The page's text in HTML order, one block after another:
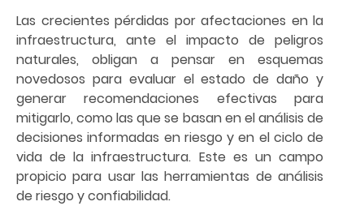
Las crecientes pérdidas por afectaciones en la
infraestructura, ante el impacto de peligros
naturales, obligan a pensar en esquemas
novedosos para evaluar el estado de daño y
generar recomendaciones efectivas para
mitigarlo, como las que se basan en el análisis de
decisiones informadas en riesgo y en el ciclo de
vida de la infraestructura. Este es un campo
propicio para usar las herramientas de análisis
de riesgo y confiabilidad.